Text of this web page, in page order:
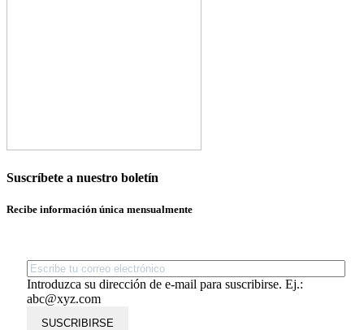
Suscríbete a nuestro boletín
Recibe información única mensualmente
Introduzca su dirección de e-mail para suscribirse. Ej.:
abc@xyz.com
SUSCRIBIRSE